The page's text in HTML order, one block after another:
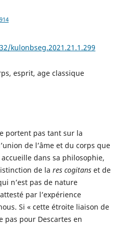
kulonbseg.2021.21.1.299
esprit, age classique
portent pas tant sur la
de l’âme et du corps que
dans sa philosophie,
de la res cogitanset de
n’est pas de nature
par l’expérience
Si « cette étroite liaison de
pas pour Descartes en